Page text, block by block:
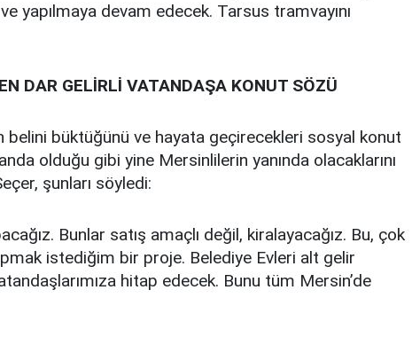
ve yapılmaya devam edecek. Tarsus tramvayını
DAR GELİRLİ VATANDAŞA KONUT SÖZÜ
belini büktüğünü ve hayata geçirecekleri sosyal konut
olduğu gibi yine Mersinlilerin yanında olacaklarını
şunları söyledi:
Bunlar satış amaçlı değil, kiralayacağız. Bu, çok
istediğim bir proje. Belediye Evleri alt gelir
hitap edecek. Bunu tüm Mersin’de